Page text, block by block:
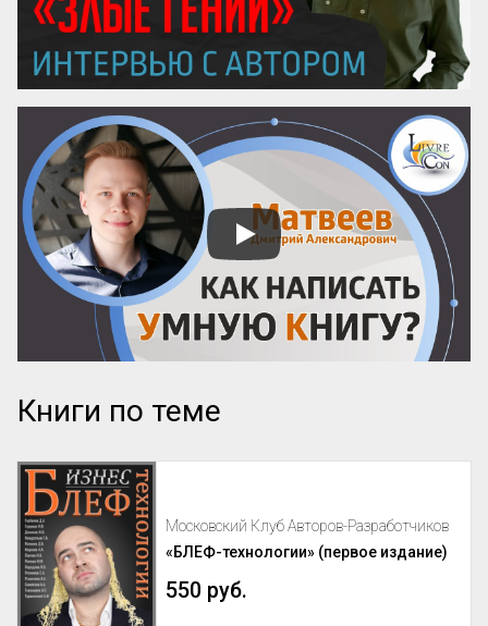
Книги по теме
Московский Клуб Авторов-Разработчиков
«БЛЕФ-технологии» (первое издание)
550 руб.